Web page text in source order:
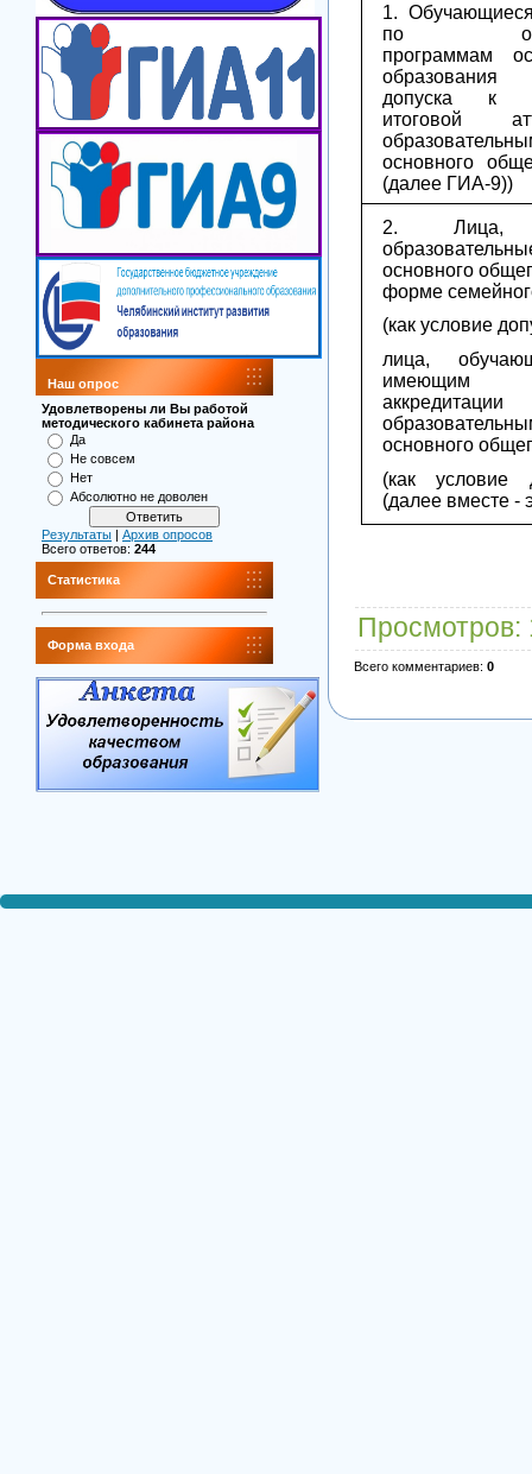
Наш опрос
Удовлетворены ли Вы работой
методического кабинета района
Да
Не совсем
Нет
Абсолютно не доволен
Результаты
Архив опросов
Всего ответов: 244
Статистика
Форма входа
1.
по
программам
допуска к
итоговой
основного
(далее ГИА-9))
2. Лица,
основного
форме
(как условие
лица,
имеющим
основного
(как условие
(далее вместе -
Просмотров:
Всего комментариев: 0